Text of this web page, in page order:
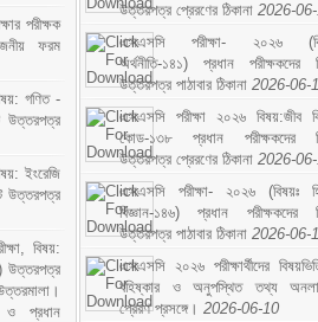
পরীক্ষক
ফরম
গণিত -
উত্তরপত্র
ইংরেজি
উত্তরপত্র
বিষয়:
উত্তরপত্র
ও প্রধান
উত্তরপত্র প্রেরণের ঠিকানা 2026-
এসএসসি পরীক্ষা- ২০২৬
অর্থনীতি-১৪১) প্রধান পরীক্ষকদের
উত্তরপত্র পাঠাবার ঠিকানা 2026-06-
এসএসসি পরীক্ষা ২০২৬ বিষয়:জীব
কোড-১৩৮ প্রধান পরীক্ষকদের
উত্তরপত্র প্রেরণের ঠিকানা 2026-
এসএসসি পরীক্ষা- ২০২৬ (বিষয়ঃ
বিজ্ঞান-১৪৬) প্রধান পরীক্ষকদের
উত্তরপত্র পাঠাবার ঠিকানা 2026-06-
এসএসসি ২০২৬ পরীক্ষার্থীদের
বহিষ্কার ও অনুপস্থিত তথ্য
প্রেরণ প্রসঙ্গে। 2026-06-10